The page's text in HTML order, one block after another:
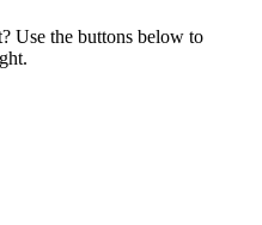
Use the buttons below to